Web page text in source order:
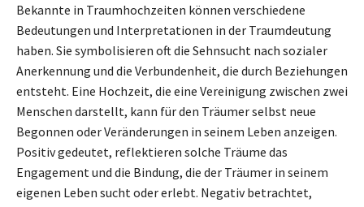
Bekannte in Traumhochzeiten können verschiedene
Bedeutungen und Interpretationen in der Traumdeutung
haben. Sie symbolisieren oft die Sehnsucht nach sozialer
Anerkennung und die Verbundenheit, die durch Beziehungen
entsteht. Eine Hochzeit, die eine Vereinigung zwischen zwei
Menschen darstellt, kann für den Träumer selbst neue
Begonnen oder Veränderungen in seinem Leben anzeigen.
Positiv gedeutet, reflektieren solche Träume das
Engagement und die Bindung, die der Träumer in seinem
eigenen Leben sucht oder erlebt. Negativ betrachtet,